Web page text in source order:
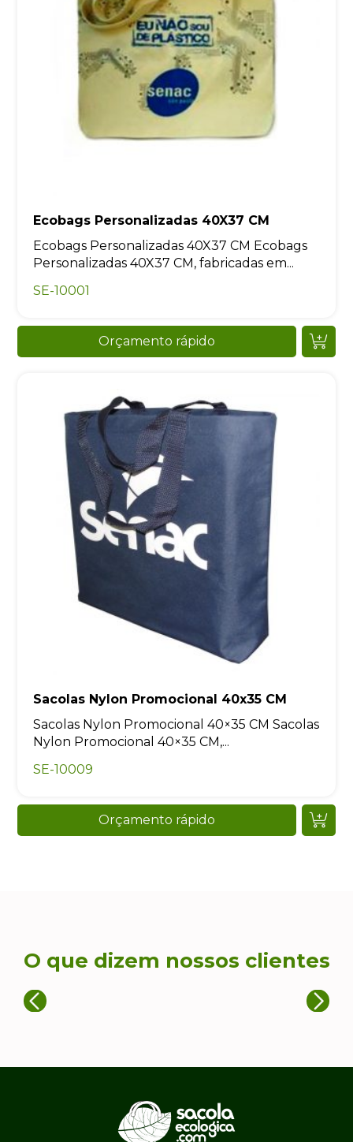
Ecobags Personalizadas 40X37 CM
Ecobags Personalizadas 40X37 CM Ecobags
Personalizadas 40X37 CM, fabricadas em...
SE-10001
Orçamento rápido
Sacolas Nylon Promocional 40x35 CM
Sacolas Nylon Promocional 40×35 CM Sacolas
Nylon Promocional 40×35 CM,...
SE-10009
Orçamento rápido
O que dizem nossos clientes